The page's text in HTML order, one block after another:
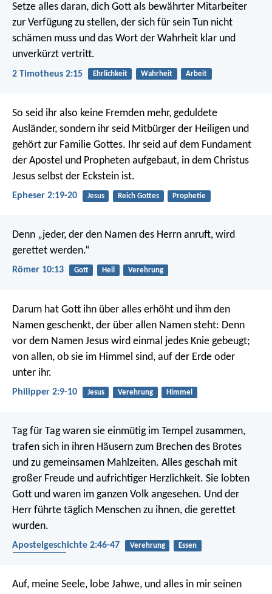
Setze alles daran, dich Gott als bewährter Mitarbeiter
zur Verfügung zu stellen, der sich für sein Tun nicht
schämen muss und das Wort der Wahrheit klar und
unverkürzt vertritt.
2 Timotheus 2:15 Ehrlichkeit Wahrheit Arbeit
So seid ihr also keine Fremden mehr, geduldete
Ausländer, sondern ihr seid Mitbürger der Heiligen und
gehört zur Familie Gottes. Ihr seid auf dem Fundament
der Apostel und Propheten aufgebaut, in dem Christus
Jesus selbst der Eckstein ist.
Epheser 2:19-20 Jesus Reich Gottes Prophetie
Denn „jeder, der den Namen des Herrn anruft, wird
gerettet werden.“
Römer 10:13 Gott Heil Verehrung
Darum hat Gott ihn über alles erhöht und ihm den
Namen geschenkt, der über allen Namen steht: Denn
vor dem Namen Jesus wird einmal jedes Knie gebeugt;
von allen, ob sie im Himmel sind, auf der Erde oder
unter ihr.
Philipper 2:9-10 Jesus Verehrung Himmel
Tag für Tag waren sie einmütig im Tempel zusammen,
trafen sich in ihren Häusern zum Brechen des Brotes
und zu gemeinsamen Mahlzeiten. Alles geschah mit
großer Freude und aufrichtiger Herzlichkeit. Sie lobten
Gott und waren im ganzen Volk angesehen. Und der
Herr führte täglich Menschen zu ihnen, die gerettet
wurden.
Apostelgeschichte 2:46-47 Verehrung
Essen
Auf, meine Seele, lobe Jahwe, und alles in mir seinen